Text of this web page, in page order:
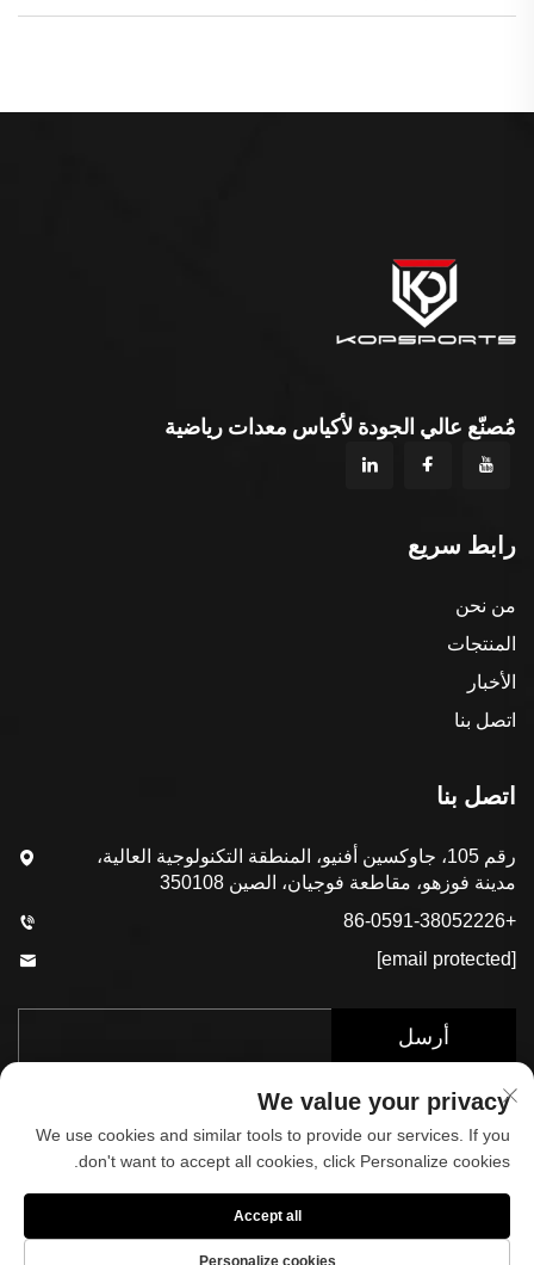
مُصنّع عالي الجودة لأكياس معدات رياضية
رابط سريع
من نحن
المنتجات
الأخبار
اتصل بنا
اتصل بنا
رقم 105، جاوكسين أفنيو، المنطقة التكنولوجية العالية،
مدينة فوزهو، مقاطعة فوجيان، الصين 350108
+86-0591-38052226
[email protected]
أرسل
سبورتس المحدودة.سياسة الخصوصية
We value your privacy
We use cookies and similar tools to provide our services. If you
don't want to accept all cookies, click Personalize cookies.
Personalize cookies
Accept all